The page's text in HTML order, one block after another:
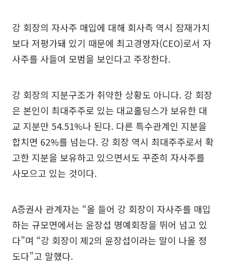
강 회장의 자사주 매입에 대해 회사측 역시 잠재가치
보다 저평가돼 있기 때문에 최고경영자(CEO)로서 자
사주를 사들여 모범을 보인다고 주장한다.
강 회장의 지분구조가 취약한 상황도 아니다. 강 회장
은 본인이 최대주주로 있는 대교홀딩스가 보유한 대
교 지분만 54.51%나 된다. 다른 특수관계인 지분을
합치면 62%를 넘는다. 강 회장 역시 최대주주로서 확
고한 지분을 보유하고 있으면서도 꾸준히 자사주를
사모으고 있는 것이다.
A증권사 관계자는 “올 들어 강 회장이 자사주를 매입
하는 규모면에서는 윤장섭 명예회장을 뛰어 넘고 있
다”며 “강 회장이 제2의 윤장섭이라는 말이 나올 정
도다”고 말했다.